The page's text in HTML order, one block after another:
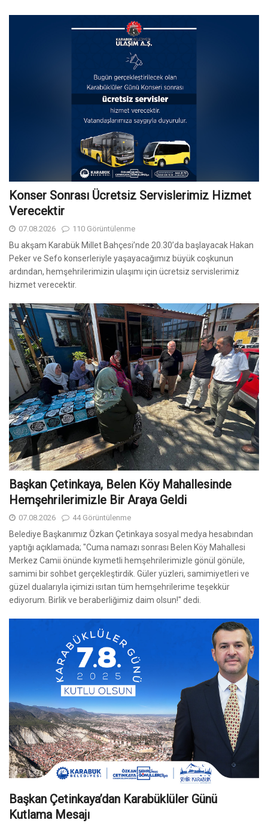
Konser Sonrası Ücretsiz Servislerimiz Hizmet
Verecektir
07.08.2026 110 Görüntülenme
Bu akşam Karabük Millet Bahçesi’nde 20.30’da başlayacak Hakan
Peker ve Sefo konserleriyle yaşayacağımız büyük coşkunun
ardından, hemşehrilerimizin ulaşımı için ücretsiz servislerimiz
hizmet verecektir.
Başkan Çetinkaya, Belen Köy Mahallesinde
Hemşehrilerimizle Bir Araya Geldi
07.08.2026 44 Görüntülenme
Belediye Başkanımız Özkan Çetinkaya sosyal medya hesabından
yaptığı açıklamada; "Cuma namazı sonrası Belen Köy Mahallesi
Merkez Camii önünde kıymetli hemşehrilerimizle gönül gönüle,
samimi bir sohbet gerçekleştirdik. Güler yüzleri, samimiyetleri ve
güzel dualarıyla içimizi ısıtan tüm hemşehrilerime teşekkür
ediyorum. Birlik ve beraberliğimiz daim olsun!" dedi.
Başkan Çetinkaya’dan Karabüklüler Günü
Kutlama Mesajı